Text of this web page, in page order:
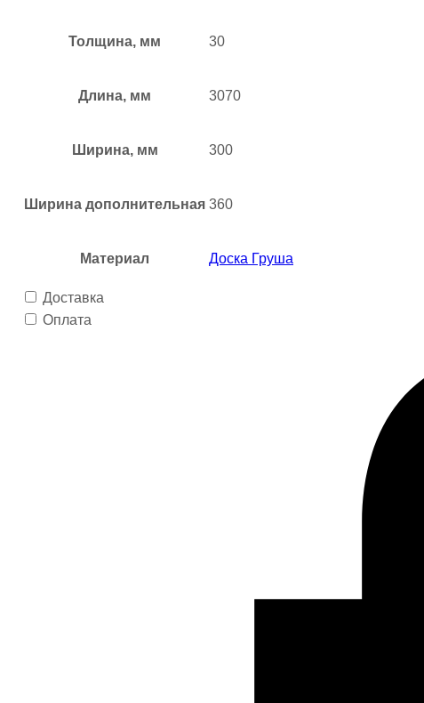
Толщина, мм 30
Длина, мм 3070
Ширина, мм 300
Ширина дополнительная 360
Материал Доска Груша
Доставка
Оплата